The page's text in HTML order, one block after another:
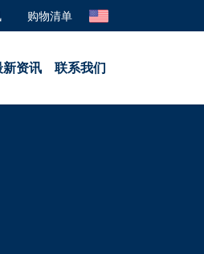
购物清单
新资讯 联系我们